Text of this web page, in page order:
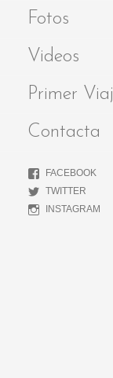
Fotos
Videos
Primer
Contacta
FACEBOOK
TWITTER
INSTAGRAM